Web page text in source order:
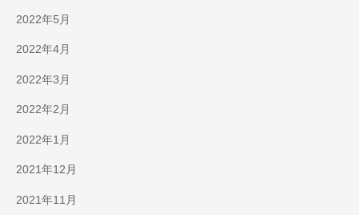
2022年5月
2022年4月
2022年3月
2022年2月
2022年1月
2021年12月
2021年11月